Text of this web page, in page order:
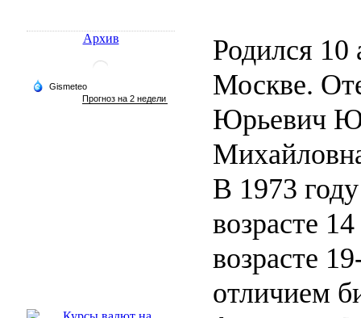
Архив
Родился 10
Москве.
Юрьевич
В 1973
возрасте
возрасте
отличием